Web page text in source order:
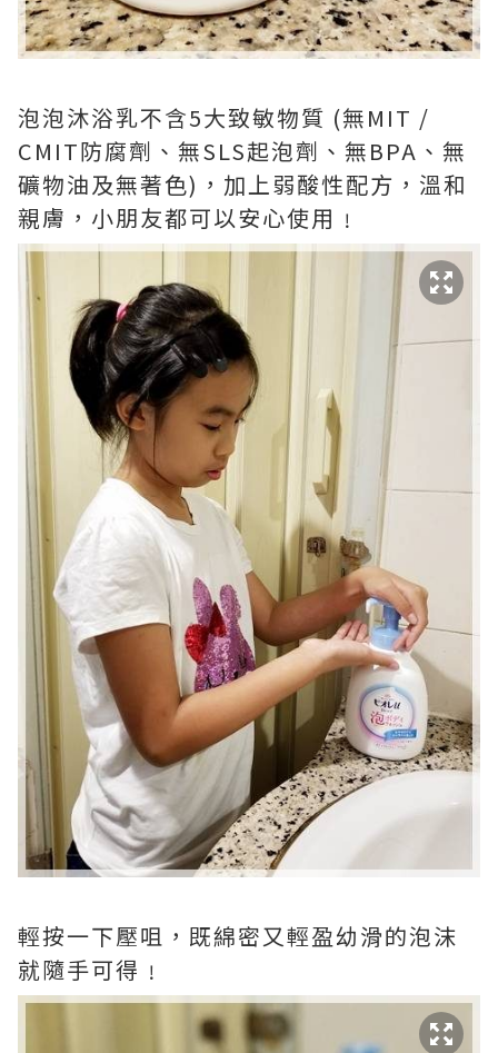
泡泡沐浴乳不含5大致敏物質 (無MIT /
CMIT防腐劑、無SLS起泡劑、無BPA、無
礦物油及無著色)，加上弱酸性配方，溫和
親膚，小朋友都可以安心使用﹗
輕按一下壓咀，既綿密又輕盈幼滑的泡沫
就隨手可得﹗